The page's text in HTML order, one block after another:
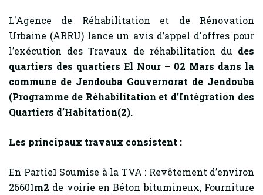
L'Agence de Réhabilitation et de Rénovation
Urbaine (ARRU) lance un avis d’appel d'offres pour
l’exécution des Travaux de réhabilitation du des
quartiers des quartiers El Nour – 02 Mars dans la
commune de Jendouba Gouvernorat de Jendouba
(Programme de Réhabilitation et d’Intégration des
Quartiers d’Habitation(2).
Les principaux travaux consistent :
En Partie1 Soumise à la TVA : Revêtement d’environ
26601m2 de voirie en Béton bitumineux, Fourniture